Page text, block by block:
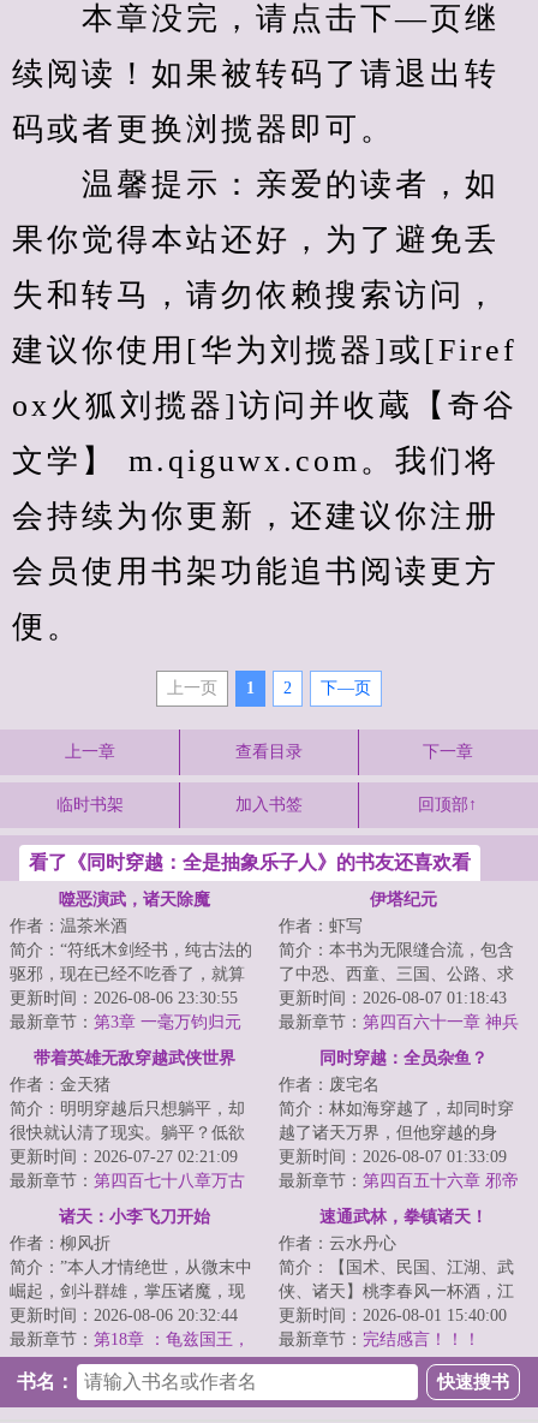
本章没完，请点击下—页继
续阅读！如果被转码了请退出转
码或者更换浏揽器即可。
温馨提示：亲爱的读者，如
果你觉得本站还好，为了避免丢
失和转马，请勿依赖搜索访问，
建议你使用[华为刘揽器]或[Firef
ox火狐刘揽器]访问并收蔵【奇谷
文学】 m.qiguwx.com。我们将
会持续为你更新，还建议你注册
会员使用书架功能追书阅读更方
便。
上一页 1 2 下—页
上一章 查看目录 下一章
临时书架 加入书签 回顶部↑
看了《同时穿越：全是抽象乐子人》的书友还喜欢看
噬恶演武，诸天除魔
作者：温茶米酒
简介：“符纸木剑经书，纯古法的
驱邪，现在已经不吃香了，就算
术士出门，都得带个二百斤的香
炉防身，你不...
更新时间：2026-08-06 23:30:55
最新章节： 第3章 一毫万钧归元
气，拳出东海挟风雷（4300单
更）
伊塔纪元
作者：虾写
简介：本书为无限缝合流，包含
了中恐、西童、三国、公路、求
生、丧尸、克苏鲁、星际等元素
副本。战斗系统...
更新时间：2026-08-07 01:18:43
最新章节： 第四百六十一章 神兵
带着英雄无敌穿越武侠世界
作者：金天猪
简介：明明穿越后只想躺平，却
很快就认清了现实。躺平？低欲
望？无欲无求？呵呵，不过是对
自身能力差的借...
更新时间：2026-07-27 02:21:09
最新章节： 第四百七十八章万古
杀局，战局反转
同时穿越：全员杂鱼？
作者：废宅名
简介：林如海穿越了，却同时穿
越了诸天万界，但他穿越的身
份，每一个都是杂鱼。就连同时
穿越的金手指，也...
更新时间：2026-08-07 01:33:09
最新章节： 第四百五十六章 邪帝
诸天：小李飞刀开始
作者：柳风折
简介：”本人才情绝世，从微末中
崛起，剑斗群雄，掌压诸魔，现
在成为天下公认的武林神话了，
你这外挂才来...
更新时间：2026-08-06 20:32:44
最新章节： 第18章 ：龟兹国王，
驸马胡铁花，对付移花接玉的法
子
速通武林，拳镇诸天！
作者：云水丹心
简介：【国术、民国、江湖、武
侠、诸天】桃李春风一杯酒，江
湖夜雨十年灯。！陈湛跨越百
年，身入风起云涌...
更新时间：2026-08-01 15:40:00
最新章节： 完结感言！！！
书名：